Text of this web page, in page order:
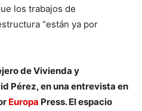
los trabajos de
“están ya por
de Vivienda y
Pérez, en una entrevista en
Europa Press. El espacio